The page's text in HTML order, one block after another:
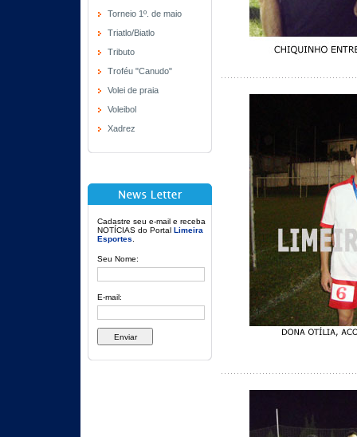
Torneio 1º. de maio
Triatlo/Biatlo
Tributo
Troféu "Canudo"
Volei de praia
Voleibol
Xadrez
Cadastre seu e-mail e receba
NOTÍCIAS do Portal Limeira
Esportes
Seu Nome:
E-mail: